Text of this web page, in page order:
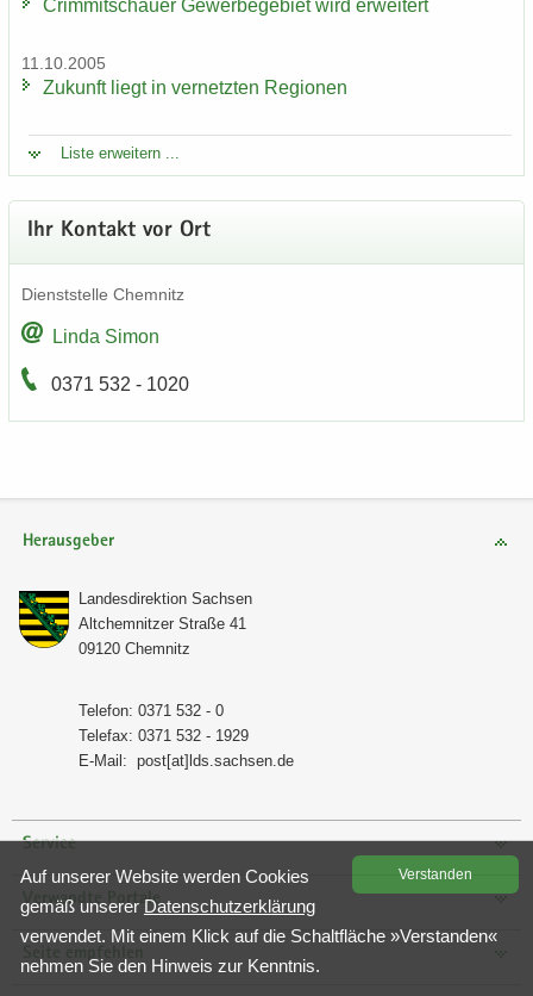
Crim­mit­schau­er Ge­wer­be­ge­biet wird er­wei­tert
11.10.2005
Zu­kunft liegt in ver­netz­ten Re­gio­nen
Liste er­wei­tern ...
Ihr Kon­takt vor Ort
Dienst­stel­le Chem­nitz
Linda Simon
0371 532 - 1020
Herausgeber
Lan­des­di­rek­ti­on Sach­sen
Alt­chem­nit­zer Stra­ße 41
09120 Chem­nitz
Te­le­fon: 0371 532 - 0
Te­le­fax: 0371 532 - 1929
E-​Mail: post[at]lds.sach­sen.de
Service
Verwandte Portale
Ver­stan­den
Auf un­se­rer Web­site wer­den Coo­kies
gemäß un­se­rer Da­ten­schutz­er­klä­rung
ver­wen­det. Mit einem Klick auf die Schalt­flä­che »Ver­stan­den«
neh­men Sie den Hin­weis zur Kennt­nis.